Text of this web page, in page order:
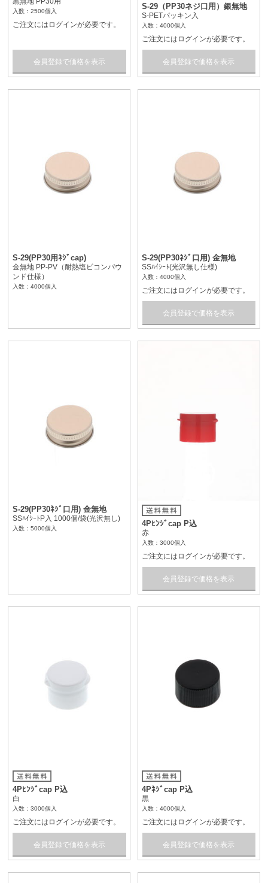
入数：2500個入
ご注文にはログインが必要です。
会員登録で価格を表示
S-29（PP30ネジ口用）銀無地
S-PETパッキン入
入数：4000個入
ご注文にはログインが必要です。
会員登録で価格を表示
S-29(PP30用ﾈｼﾞcap)
金無地 PP-PV（耐熱塩ビコンパウ
ンド仕様）
入数：4000個入
S-29(PP30ﾈｼﾞ口用) 金無地
SSﾊｲｼｰﾄ(光沢無し仕様)
入数：4000個入
ご注文にはログインが必要です。
会員登録で価格を表示
S-29(PP30ﾈｼﾞ口用) 金無地
SSﾊｲｼｰﾄP入 1000個/袋(光沢無し)
入数：5000個入
4Pﾋﾝｼﾞcap P込
赤
入数：3000個入
ご注文にはログインが必要です。
会員登録で価格を表示
4Pﾋﾝｼﾞcap P込
白
入数：3000個入
ご注文にはログインが必要です。
会員登録で価格を表示
4Pﾈｼﾞcap P込
黒
入数：4000個入
ご注文にはログインが必要です。
会員登録で価格を表示